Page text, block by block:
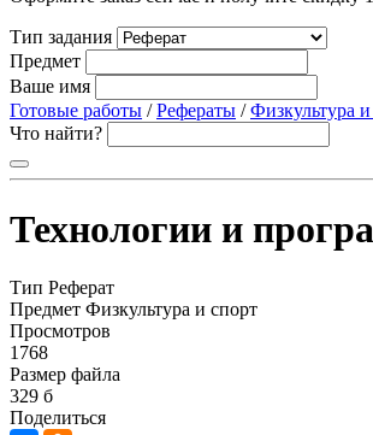
Тип задания
Предмет
Ваше имя
Готовые работы /Рефераты /Физкультура
Что найти?
Технологии и
Тип Реферат
Предмет Физкультура и спорт
Просмотров
1768
Размер файла
329 б
Поделиться